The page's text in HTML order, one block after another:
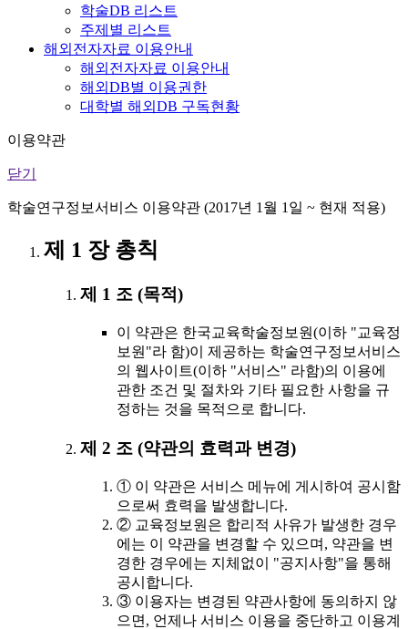
학술DB 리스트
주제별 리스트
해외전자자료 이용안내
해외전자자료 이용안내
해외DB별 이용권한
대학별 해외DB 구독현황
이용약관
닫기
학술연구정보서비스 이용약관 (2017년 1월 1일 ~ 현재 적용)
제 1 장 총칙
제 1 조 (목적)
이 약관은 한국교육학술정보원(이하 "교육정
보원"라 함)이 제공하는 학술연구정보서비스
의 웹사이트(이하 "서비스" 라함)의 이용에
관한 조건 및 절차와 기타 필요한 사항을 규
정하는 것을 목적으로 합니다.
제 2 조 (약관의 효력과 변경)
① 이 약관은 서비스 메뉴에 게시하여 공시함
으로써 효력을 발생합니다.
② 교육정보원은 합리적 사유가 발생한 경우
에는 이 약관을 변경할 수 있으며, 약관을 변
경한 경우에는 지체없이 "공지사항"을 통해
공시합니다.
③ 이용자는 변경된 약관사항에 동의하지 않
으면, 언제나 서비스 이용을 중단하고 이용계